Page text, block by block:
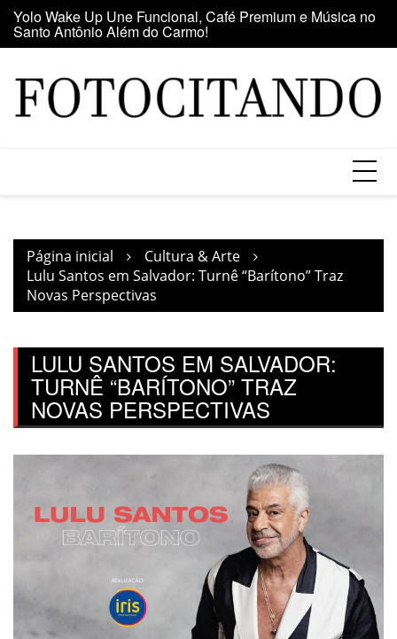
para
o
Maior clube de vinil da América Latina participa da Feira
do Vinil no Shopping Center Lapa
Página inicial
Cultura & Arte
Lulu Santos em Salvador: Turnê “Barítono” Traz
Novas Perspectivas
LULU SANTOS EM SALVADOR:
TURNÊ “BARÍTONO” TRAZ
NOVAS PERSPECTIVAS